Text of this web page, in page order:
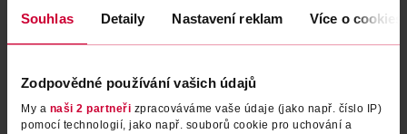
Souhlas Detaily Nastavení reklam Více o cookies
Zodpovědné používání vašich údajů
My a naši 2 partneři zpracováváme vaše údaje (jako např. číslo IP)
pomocí technologií, jako např. souborů cookie pro uchování a